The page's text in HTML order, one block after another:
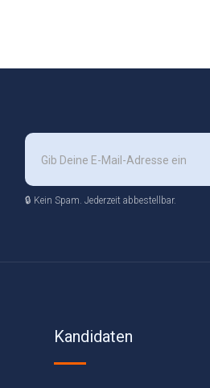
🔒 Kein Spam. Jederzeit abbestellbar.
Kandidaten